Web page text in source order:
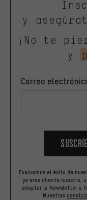
y
¡No te
y
Correo
Evaluamos el éxito de
ya eres cliente nuestro,
adaptar la Newsletter a
Nuestras